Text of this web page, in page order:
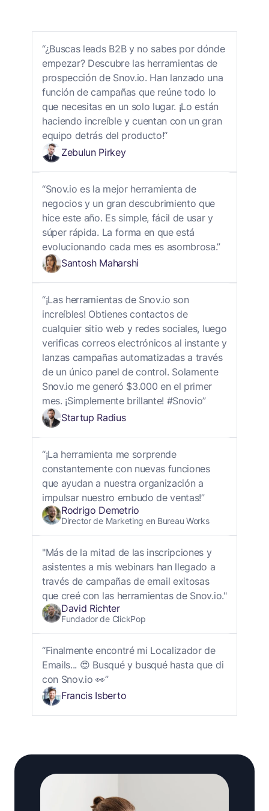
“¿Buscas leads B2B y no sabes por dónde
empezar? Descubre las herramientas de
prospección de Snov.io. Han lanzado una
función de campañas que reúne todo lo
que necesitas en un solo lugar. ¡Lo están
haciendo increíble y cuentan con un gran
equipo detrás del producto!“
Zebulun Pirkey
“Snov.io es la mejor herramienta de
negocios y un gran descubrimiento que
hice este año. Es simple, fácil de usar y
súper rápida. La forma en que está
evolucionando cada mes es asombrosa.”
Santosh Maharshi
“¡Las herramientas de Snov.io son
increíbles! Obtienes contactos de
cualquier sitio web y redes sociales, luego
verificas correos electrónicos al instante y
lanzas campañas automatizadas a través
de un único panel de control. Solamente
Snov.io me generó $3.000 en el primer
mes. ¡Simplemente brillante! #Snovio”
Startup Radius
“¡La herramienta me sorprende
constantemente con nuevas funciones
que ayudan a nuestra organización a
impulsar nuestro embudo de ventas!”
Rodrigo Demetrio
Director de Marketing en Bureau Works
"Más de la mitad de las inscripciones y
asistentes a mis webinars han llegado a
través de campañas de email exitosas
que creé con las herramientas de Snov.io."
David Richter
Fundador de ClickPop
“Finalmente encontré mi Localizador de
Emails... 😍 Busqué y busqué hasta que di
con Snov.io 👀”
Francis Isberto